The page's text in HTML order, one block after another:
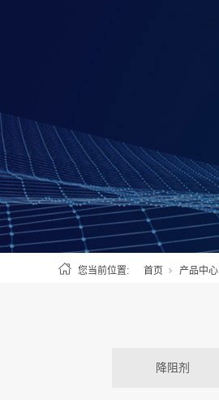
您当前位置: 首页 产品中心
降阻剂